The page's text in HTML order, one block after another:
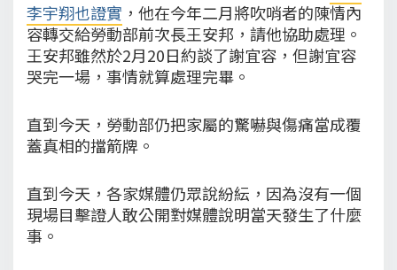
李宇翔也證實 ，他在今年二月將吹哨者的陳情內
容轉交給勞動部前次長王安邦，請他協助處理。
王安邦雖然於2月20日約談了謝宜容，但謝宜容
哭完一場，事情就算處理完畢。
直到今天，勞動部仍把家屬的驚嚇與傷痛當成覆
蓋真相的擋箭牌。
直到今天，各家媒體仍眾說紛紜，因為沒有一個
現場目擊證人敢公開對媒體說明當天發生了什麼
事。